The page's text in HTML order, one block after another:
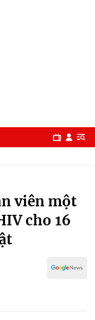
viên một
cho 16